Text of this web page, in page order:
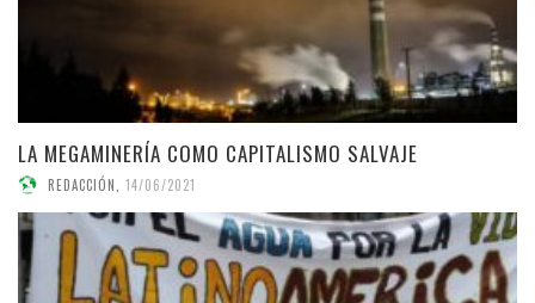
LA MEGAMINERÍA COMO CAPITALISMO SALVAJE
REDACCIÓN 14/06/2021